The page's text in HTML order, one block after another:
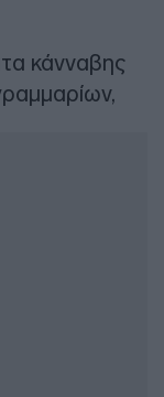
κάνναβης